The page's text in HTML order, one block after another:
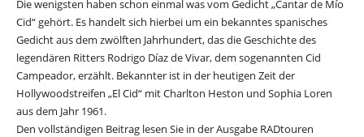
Die wenigsten haben schon einmal was vom Gedicht „Cantar de Mío
Cid“ gehört. Es handelt sich hierbei um ein bekanntes spanisches
Gedicht aus dem zwölften Jahrhundert, das die Geschichte des
legendären Ritters Rodrigo Díaz de Vivar, dem sogenannten Cid
Campeador, erzählt. Bekannter ist in der heutigen Zeit der
Hollywoodstreifen „El Cid“ mit Charlton Heston und Sophia Loren
aus dem Jahr 1961.
Den vollständigen Beitrag lesen Sie in der Ausgabe RADtouren